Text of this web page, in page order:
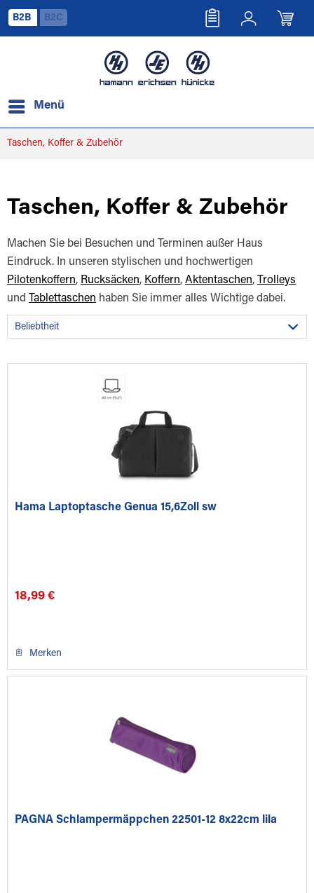
B2B B2C
Menü
Taschen, Koffer & Zubehör
Taschen, Koffer & Zubehör
Machen Sie bei Besuchen und Terminen außer Haus
Eindruck. In unseren stylischen und hochwertigen
Pilotenkoffern, Rucksäcken, Koffern, Aktentaschen,
Trolleys
und
Tablettaschen haben Sie immer alles Wichtige dabei.
Hama Laptoptasche Genua 15,6Zoll sw
18,99 €
Merken
PAGNA Schlampermäppchen 22501-12 8x22cm lila